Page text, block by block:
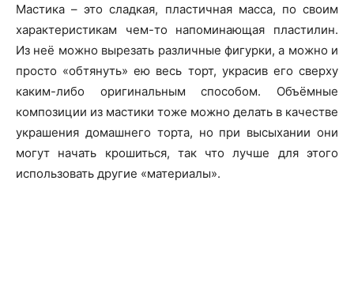
Мастика – это сладкая, пластичная масса, по своим
характеристикам чем-то напоминающая пластилин.
Из неё можно вырезать различные фигурки, а можно и
просто «обтянуть» ею весь торт, украсив его сверху
каким-либо оригинальным способом. Объёмные
композиции из мастики тоже можно делать в качестве
украшения домашнего торта, но при высыхании они
могут начать крошиться, так что лучше для этого
использовать другие «материалы».